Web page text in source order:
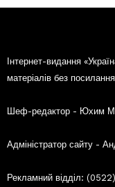
Інтернет-видання
матеріалів без
Шеф-редактор - Юхим
Адміністратор сайту -
Рекламний відділ: